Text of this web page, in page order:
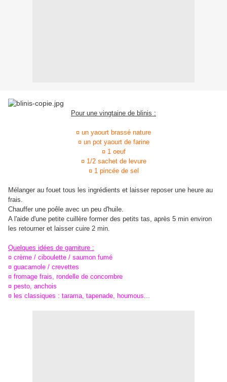
Pour une vingtaine de blinis :
¤ un yaourt brassé nature
¤ un pot yaourt de farine
¤ 1 oeuf
¤ 1/2 sachet de levure
¤ 1 pincée de sel
Mélanger au fouet tous les ingrédients et laisser reposer une heure au
frais.
Chauffer une poêle avec un peu d'huile.
A l'aide d'une petite cuillère former des petits tas, après 5 min environ
les retourner et laisser cuire 2 min.
Quelques idées de garniture :
¤ crème / ciboulette / saumon fumé
¤ guacamole / crevettes
¤ fromage frais, rondelle de concombre
¤ pesto, anchois
¤ les classiques : tarama, tapenade, houmous...